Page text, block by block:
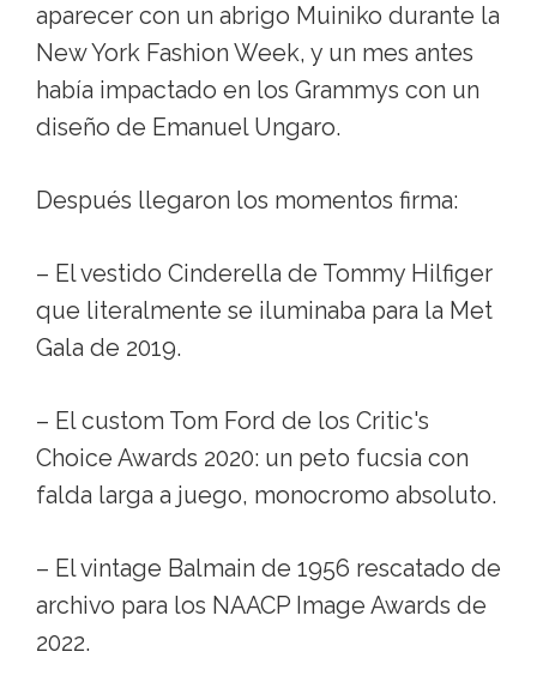
aparecer con un abrigo Muiniko durante la
New York Fashion Week, y un mes antes
había impactado en los Grammys con un
diseño de Emanuel Ungaro.
Después llegaron los momentos firma:
– El vestido Cinderella de Tommy Hilfiger
que literalmente se iluminaba para la Met
Gala de 2019.
– El custom Tom Ford de los Critic's
Choice Awards 2020: un peto fucsia con
falda larga a juego, monocromo absoluto.
– El vintage Balmain de 1956 rescatado de
archivo para los NAACP Image Awards de
2022.